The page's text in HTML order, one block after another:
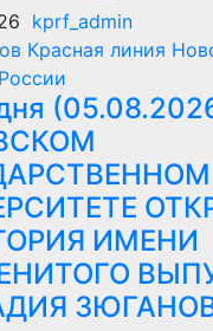
kprf_admin
Красная линия
ИМЕНИ